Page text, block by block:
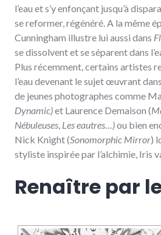
l’eau et s’y enfonçant jusqu’à
se reformer, régénéré. A la même
Cunningham illustre lui aussi dans
se dissolvent et se séparent dans
Plus récemment, certains artistes
l’eau devenant le sujet œuvrant
de jeunes photographes comme
Dynamic)et Laurence Demaison (
Nébuleuses Les eautres…)ou bien
Nick Knight (Sonomorphic Mirror)
styliste inspirée par l’alchimie, Iris
Renaître par